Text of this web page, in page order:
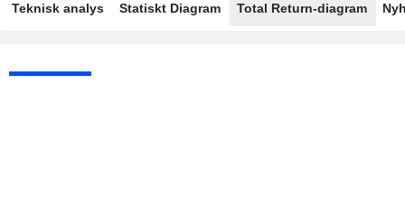
Teknisk analys Statiskt Diagram Total Return-diagram